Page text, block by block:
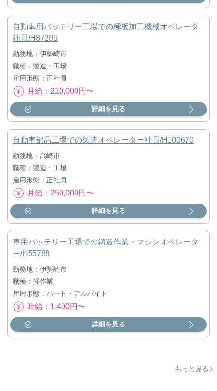
自動車用バッテリー工場での極板加工機械オペレータ
社員/H87205
勤務地：伊勢崎市
職種：製造・工場
雇用形態：正社員
月給：210,000円〜
詳細を見る
自動車部品工場での製造オペレーター社員/H100670
勤務地：高崎市
職種：製造・工場
雇用形態：正社員
月給：250,000円〜
詳細を見る
車用バッテリー工場での鋳造作業・マシンオペレータ
ー/H55788
勤務地：伊勢崎市
職種：軽作業
雇用形態：パート・アルバイト
時給：1,400円〜
詳細を見る
もっと見る